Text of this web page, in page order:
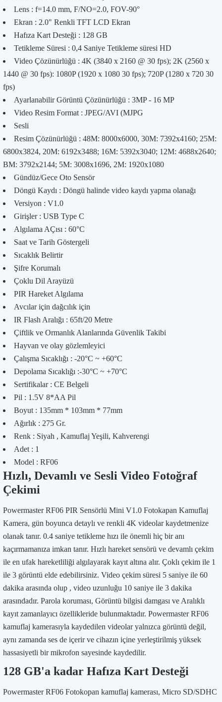
Lens : f=14.0 mm, F/NO=2.0, FOV-90°
Ekran : 2.0" Renkli TFT LCD Ekran
Hafıza Kart Desteği : 128 GB
Tetikleme Süresi : 0,4 Saniye Tetikleme süresi HD
Video Çözünürlüğü : 4K (3840 x 2160 @ 30 fps); 2K (2560 x
1440 @ 30 fps): 1080P (1920 x 1080 30 fps); 720P (1280 x 720 30
fps)
Ayarlanabilir Görüntü Çözünürlüğü : 3MP - 16 MP
Video Resim Format : JPEG/AVI (MJPG
Sesli
Resim Çözünürlüğü : 48M: 8000x6000, 30M: 7392x4160; 25M:
6800x3824, 20M: 6192x3488; 16M: 5392x3040; 12M: 4688x2640;
BM: 3792x2144; 5M: 3008x1696, 2M: 1920x1080
Gündüz/Gece Oto Sensör
Döngü Kaydı : Döngü halinde video kaydı yapma olanağı
Versiyon : V1.0
Girişler : USB Type C
Algılama AÇısı : 60°C
Saat ve Tarih Göstergeli
Sıcaklık Belirtir
Şifre Korumalı
Çoklu Dil Arayüzü
PIR Hareket Algılama
Avcılar için dağcılık için
IR Flash Aralığı : 65ft/20 Metre
Çiftlik ve Ormanlık Alanlarında Güvenlik Takibi
Hayvan ve olay gözlemleyici
Çalışma Sıcaklığı : -20°C ~ +60°C
Depolama Sıcaklığı :-30°C ~ +70°C
Sertifikalar : CE Belgeli
Pil : 1.5V 8*AA Pil
Boyut : 135mm * 103mm * 77mm
Ağırlık : 275 Gr.
Renk : Siyah , Kamuflaj Yeşili, Kahverengi
Adet : 1
Model : RF06
Hızlı, Devamlı ve Sesli Video Fotoğraf
Çekimi
Powermaster RF06 PIR Sensörlü Mini V1.0 Fotokapan Kamuflaj
Kamera, gün boyunca detaylı ve renkli 4K videolar kaydetmenize
olanak tanır. 0.4 saniye tetikleme hızı ile önemli hiç bir anı
kaçırmamanıza imkan tanır. Hızlı hareket sensörü ve devamlı çekim
ile en ufak hareketliliği algılayarak kayıt altına alır. Çoklı çekim ile 1
ile 3 görüntü elde edebilirsiniz. Video çekim süresi 5 saniye ile 60
dakika arasında olup , video uzunluğu 10 saniye ile 3 dakika
arasındadır. Parola koruması, Görüntü bilgisi damgası ve Aralıklı
kayıt zamanlayıcı özellikleride bulunmaktadır. Powermaster RF06
kamuflaj kamerasıyla kaydedilen videolar yalnızca görüntü değil,
aynı zamanda ses de içerir ve cihazın içine yerleştirilmiş yüksek
hassasiyetli bir mikrofon sayesinde kaydedilir.
128 GB'a kadar Hafıza Kart Desteği
Powermaster RF06 Fotokopan kamuflaj kamerası, Micro SD/SDHC